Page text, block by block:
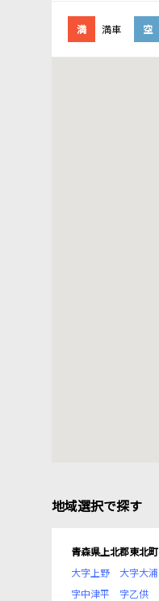
満 満車 空
地域選択で探す
青森県上北郡東北町
大字上野
大字大浦
字中津平
字乙供